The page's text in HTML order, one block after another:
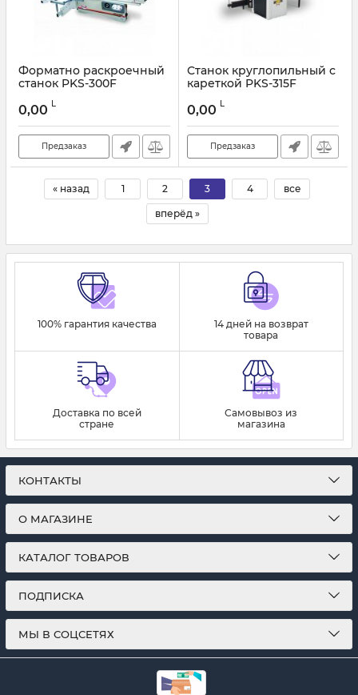
Форматно раскроечный
станок PKS-300F
0,00 L
Предзаказ
Станок круглопильный с
кареткой PKS-315F
0,00 L
Предзаказ
« назад 1 2 3 4 все
вперёд »
100% гарантия качества
14 дней на возврат
товара
Доставка по всей
стране
Самовывоз из
магазина
КОНТАКТЫ
О МАГАЗИНЕ
КАТАЛОГ ТОВАРОВ
ПОДПИСКА
МЫ В СОЦСЕТЯХ